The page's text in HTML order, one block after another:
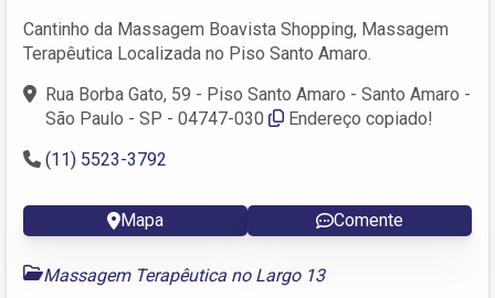
Cantinho da Massagem Boavista Shopping, Massagem
Terapêutica Localizada no Piso Santo Amaro.
Rua Borba Gato, 59 - Piso Santo Amaro - Santo Amaro -
São Paulo - SP - 04747-030
Endereço copiado!
(11) 5523-3792
Mapa Comente
Massagem Terapêutica no Largo 13